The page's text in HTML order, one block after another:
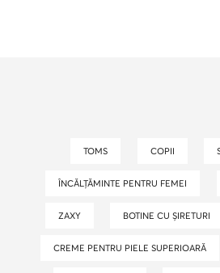
TOMS COPII
ÎNCĂLȚĂMINTE PENTRU FEMEI
ZAXY BOTINE CU ȘIRETURI
CREME PENTRU PIELE SUPERIOARĂ